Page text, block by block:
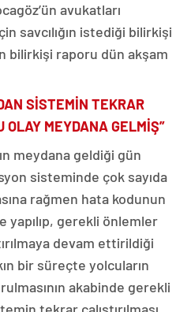
avukatları
savcılığın istediği bilirkişi
bilirkişi raporu dün akşam
SİSTEMİN TEKRAR
MEYDANA GELMİŞ”
meydana geldiği gün
sisteminde çok sayıda
rağmen hata kodunun
gerekli önlemler
devam ettirildiği
bir süreçte yolcuların
akabinde gerekli